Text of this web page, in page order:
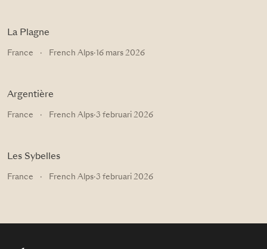
La Plagne
France · French Alps·16 mars 2026
Argentière
France · French Alps·3 februari 2026
Les Sybelles
France · French Alps·3 februari 2026